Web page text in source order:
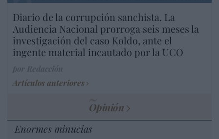
Diario de la corrupción sanchista. La
Audiencia Nacional prorroga seis meses la
investigación del caso Koldo, ante el
ingente material incautado por la UCO
Artículos anteriores
Opinión
Enormes minucias